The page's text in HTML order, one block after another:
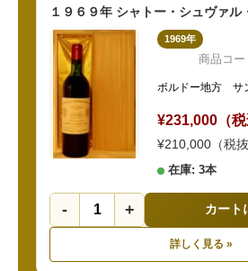
１９６９年 シャトー・シュヴァル
1969年
商品コー
ボルドー地方 サ
¥231,000（税
¥210,000（税抜
在庫: 3本
- + カート
詳しく見る »